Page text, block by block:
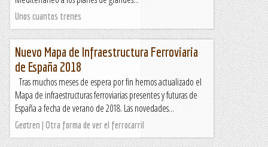
Unos cuantos trenes
Nuevo Mapa de Infraestructura Ferroviaria
de España 2018
Tras muchos meses de espera por fin hemos actualizado el
Mapa de infraestructuras ferroviarias presentes y futuras de
España a fecha de verano de 2018. Las novedades...
Geotren | Otra forma de ver el ferrocarril